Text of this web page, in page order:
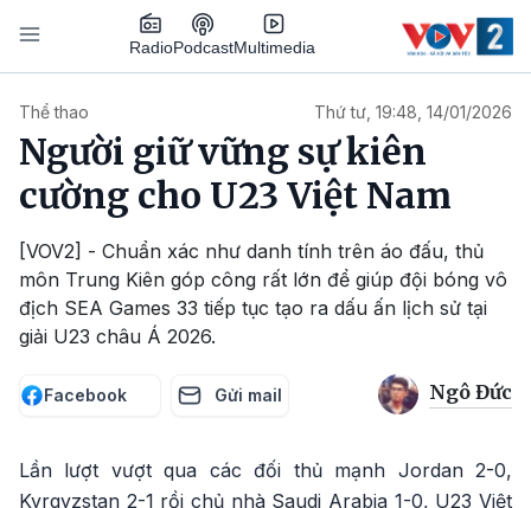
Nhảy đến nội dung
RadioPodcastMultimedia
Thể thao Thứ tư, 19:48, 14/01/2026
Người giữ vững sự kiên
cường cho U23 Việt Nam
[VOV2] - Chuẩn xác như danh tính trên áo đấu, thủ
môn Trung Kiên góp công rất lớn để giúp đội bóng vô
địch SEA Games 33 tiếp tục tạo ra dấu ấn lịch sử tại
giải U23 châu Á 2026.
Facebook Gửi mail Ngô Đức
Lần lượt vượt qua các đối thủ mạnh Jordan 2-0,
Kyrgyzstan 2-1 rồi chủ nhà Saudi Arabia 1-0, U23 Việt